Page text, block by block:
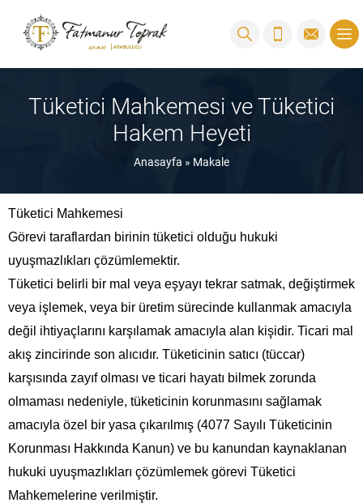
Tüketici Mahkemesi ve Tüketici
Hakem Heyeti
Anasayfa » Makale
Tüketici Mahkemesi
Görevi taraflardan birinin tüketici olduğu hukuki
uyuşmazlıkları çözümlemektir.
Tüketici belirli bir mal veya eşyayı tekrar satmak, değiştirmek
veya işlemek, veya bir üretim sürecinde kullanmak amacıyla
değil ihtiyaçlarını karşılamak amacıyla alan kişidir. Ticari mal
akış zincirinde son alıcıdır. Tüketicinin satıcı (tüccar)
karşısında zayıf olması ve ticari hayatı bilmek zorunda
olmaması nedeniyle, tüketicinin korunmasını sağlamak
amacıyla özel bir yasa çıkarılmış (4077 Sayılı Tüketicinin
Korunması Hakkında Kanun) ve bu kanundan kaynaklanan
hukuki uyuşmazlıkları çözümlemek görevi Tüketici
Mahkemelerine verilmiştir.